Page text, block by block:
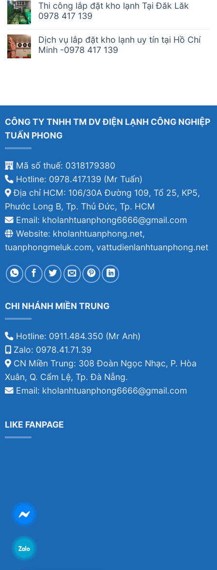
Thi công lắp đặt kho lạnh Tại Đăk Lăk
0978 417 139
Dịch vụ lắp đặt kho lạnh uy tín tại Hồ Chí
Minh -0978 417 139
CÔNG TY TNHH TM DV ĐIỆN LẠNH CÔNG NGHIỆP
TUẤN PHONG
Mã số thuế: 0318179380
Hotline: 0978.417.139 (Mr Tuấn)
Địa chỉ HCM: 106/30A Đường 109, Tổ 25, KP5,
Phước Long B, Tp. Thủ Đức, Tp. HCM
Email: kholanhtuanphong6666@gmail.com
Website: kholanhtuanphong.net,
tuanphongmeluk.com, vattudienlanhtuanphong.net
CHI NHÁNH MIỀN TRUNG
Hotline: 0911.484.350 (Mr Anh)
Zalo: 0978.41.71.39
CN Miền Trung: 308 Đoàn Ngọc Nhạc, P. Hòa
Xuân, Q. Cẩm Lệ, Tp. Đà Nẵng.
Email: kholanhtuanphong6666@gmail.com
LIKE FANPAGE